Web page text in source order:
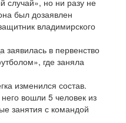
был дозаявлен
владимирского
заявилась в первенство
где заняла
изменился состав.
вошли 5 человек из
занятия с командой